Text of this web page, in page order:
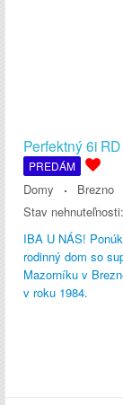
Perfektný 6i
PREDÁM
Domy
Brezno
Stav
IBA U NÁS!
rodinný dom so
Mazorníku v
v roku 1984.